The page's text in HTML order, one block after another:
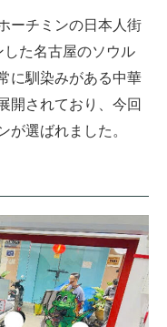
ーチミンの日本人街
た名古屋のソウル
に馴染みがある中華
開されており、今回
が選ばれました。